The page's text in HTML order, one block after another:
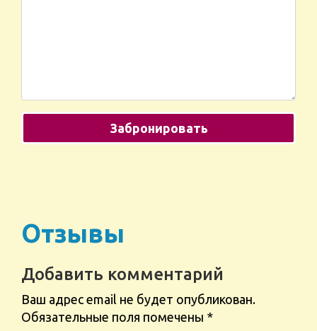
Отзывы
Добавить комментарий
Ваш адрес email не будет опубликован.
Обязательные поля помечены *